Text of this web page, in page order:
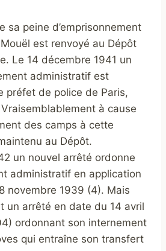
sa peine d’emprisonnement
est renvoyé au Dépôt
Le 14 décembre 1941 un
administratif est
préfet de police de Paris,
à cause
des camps à cette
au Dépôt.
un nouvel arrêté ordonne
administratif en application
novembre 1939 (4). Mais
un arrêté en date du 14 avril
ordonnant son internement
qui entraîne son transfert